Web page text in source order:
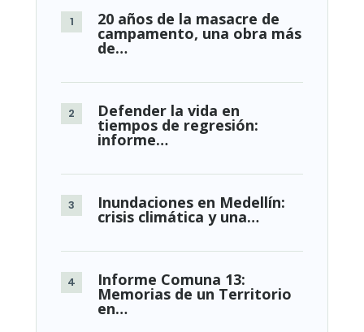
20 años de la masacre de
campamento, una obra más
de…
Defender la vida en
tiempos de regresión:
informe…
Inundaciones en Medellín:
crisis climática y una…
Informe Comuna 13:
Memorias de un Territorio
en…